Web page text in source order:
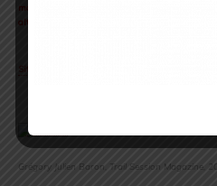
marathon etc…), qui mérite votre
Grégory Julien Baron, Trail Session Magazine,